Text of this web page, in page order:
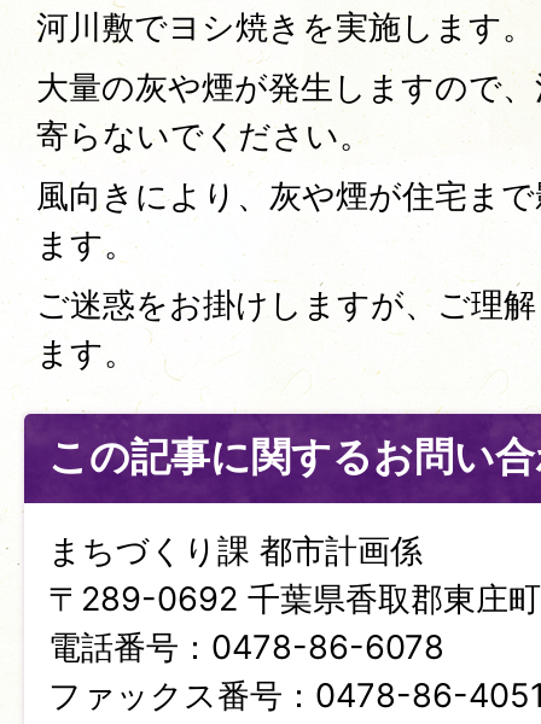
河川敷でヨシ焼きを実施します。
大量の灰や煙が発生しますので
寄らないでください。
風向きにより、灰や煙が住宅ま
ます。
ご迷惑をお掛けしますが、ご理
ます。
この記事に関するお問い
まちづくり課 都市計画係
〒289-0692 千葉県香取郡東庄
電話番号：0478-86-6078
ファックス番号：0478-86-